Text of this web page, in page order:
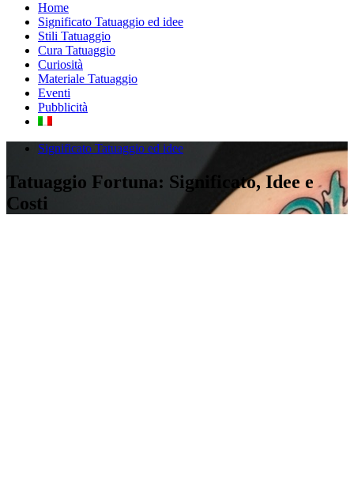
Home
Significato Tatuaggio ed idee
Stili Tatuaggio
Cura Tatuaggio
Curiosità
Materiale Tatuaggio
Eventi
Pubblicità
Significato Tatuaggio ed idee
Tatuaggio Fortuna: Significato, Idee e
Costi